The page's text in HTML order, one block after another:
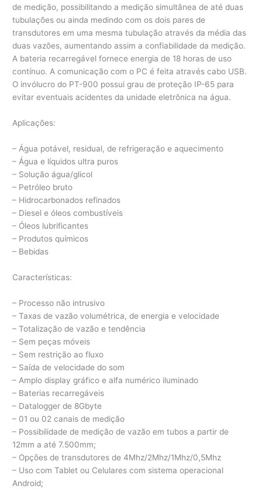
de medição, possibilitando a medição simultânea de até duas
tubulações ou ainda medindo com os dois pares de
transdutores em uma mesma tubulação através da média das
duas vazões, aumentando assim a confiabilidade da medição.
A bateria recarregável fornece energia de 18 horas de uso
contínuo. A comunicação com o PC é feita através cabo USB.
O invólucro do PT-900 possui grau de proteção IP-65 para
evitar eventuais acidentes da unidade eletrônica na água.
Aplicações:
– Água potável, residual, de refrigeração e aquecimento
– Água e líquidos ultra puros
– Solução água/glicol
– Petróleo bruto
– Hidrocarbonados refinados
– Diesel e óleos combustíveis
– Óleos lubrificantes
– Produtos químicos
– Bebidas
Características:
– Processo não intrusivo
– Taxas de vazão volumétrica, de energia e velocidade
– Totalização de vazão e tendência
– Sem peças móveis
– Sem restrição ao fluxo
– Saída de velocidade do som
– Amplo display gráfico e alfa numérico iluminado
– Baterias recarregáveis
– Datalogger de 8Gbyte
– 01 ou 02 canais de medição
– Possibilidade de medição de vazão em tubos a partir de
12mm a até 7.500mm;
– Opções de transdutores de 4Mhz/2Mhz/1Mhz/0,5Mhz
– Uso com Tablet ou Celulares com sistema operacional
Android;